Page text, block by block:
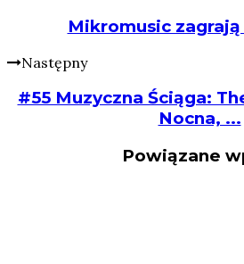
Mikromusic
Następny
#55 Muzyczna Ściąga:
Nocna, ...
Powiązane